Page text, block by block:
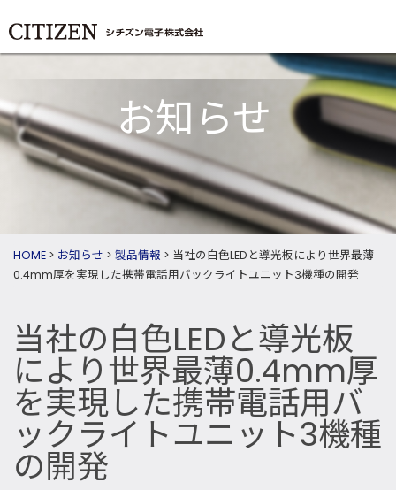
お知らせ
HOME > お知らせ > 製品情報 > 当社の白色LEDと導光板により世界最薄
0.4mm厚を実現した携帯電話用バックライトユニット3機種の開発
当社の白色LEDと導光板
により世界最薄0.4mm厚
を実現した携帯電話用バ
ックライトユニット3機種
の開発